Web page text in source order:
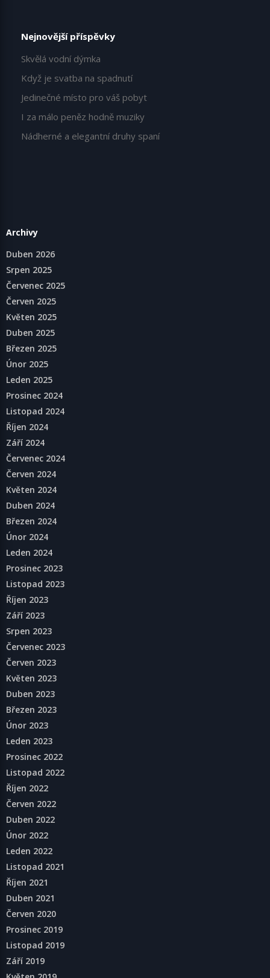
Nejnovější příspěvky
Skvělá vodní dýmka
Když je svatba na spadnutí
Jedinečné místo pro váš pobyt
I za málo peněz hodně muziky
Nádherné a elegantní druhy spaní
Archivy
Duben 2026
Srpen 2025
Červenec 2025
Červen 2025
Květen 2025
Duben 2025
Březen 2025
Únor 2025
Leden 2025
Prosinec 2024
Listopad 2024
Říjen 2024
Září 2024
Červenec 2024
Červen 2024
Květen 2024
Duben 2024
Březen 2024
Únor 2024
Leden 2024
Prosinec 2023
Listopad 2023
Říjen 2023
Září 2023
Srpen 2023
Červenec 2023
Červen 2023
Květen 2023
Duben 2023
Březen 2023
Únor 2023
Leden 2023
Prosinec 2022
Listopad 2022
Říjen 2022
Červen 2022
Duben 2022
Únor 2022
Leden 2022
Listopad 2021
Říjen 2021
Duben 2021
Červen 2020
Prosinec 2019
Listopad 2019
Září 2019